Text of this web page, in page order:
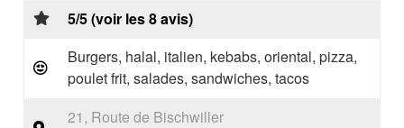
5/5 (voir les 8 avis)
Burgers, halal, italien, kebabs, oriental, pizza,
poulet frit, salades, sandwiches, tacos
21, Route de Bischwiller